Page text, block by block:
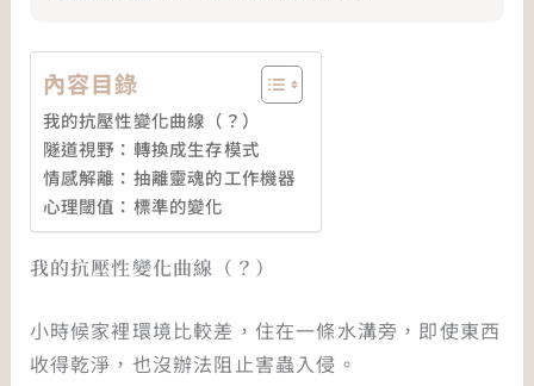
內容目錄
我的抗壓性變化曲線（？）
隧道視野：轉換成生存模式
情感解離：抽離靈魂的工作機器
心理閾值：標準的變化
我的抗壓性變化曲線（？）
小時候家裡環境比較差，住在一條水溝旁，即使東西
收得乾淨，也沒辦法阻止害蟲入侵。